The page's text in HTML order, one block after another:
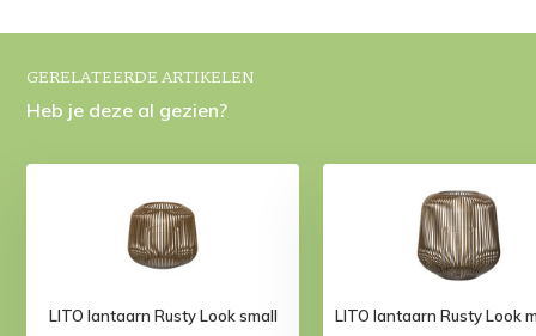
GERELATEERDE ARTIKELEN
Heb je deze al gezien?
LITO lantaarn Rusty Look small LITO lantaarn Rusty Look